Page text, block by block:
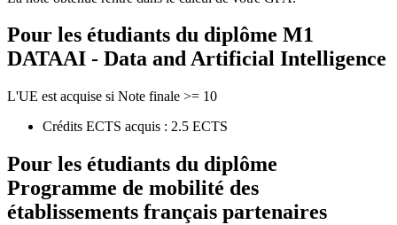
Pour les étudiants du diplôme M1
DATAAI - Data and Artificial Intelligence
L'UE est acquise si Note finale >= 10
Crédits ECTS acquis : 2.5 ECTS
Pour les étudiants du diplôme
Programme de mobilité des
établissements français partenaires